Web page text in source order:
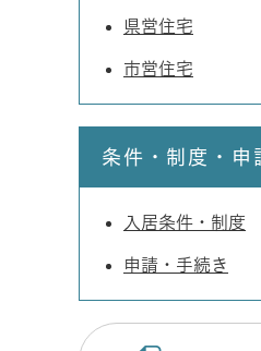
県営住宅
市営住宅
条件・制度・申
入居条件・制度
申請・手続き